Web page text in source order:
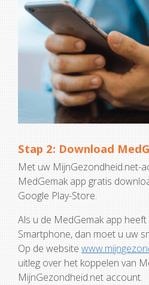
Stap 2: Download
Met uw MijnGezondheid.net-
MedGemak app gratis
Google Play-Store.
Als u de MedGemak app
Smartphone, dan moet u uw
Op de website
uitleg over het koppelen van
MijnGezondheid.net account.